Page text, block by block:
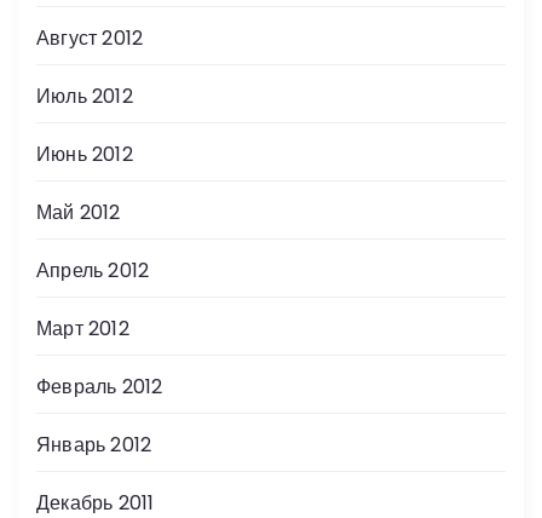
Август 2012
Июль 2012
Июнь 2012
Май 2012
Апрель 2012
Март 2012
Февраль 2012
Январь 2012
Декабрь 2011